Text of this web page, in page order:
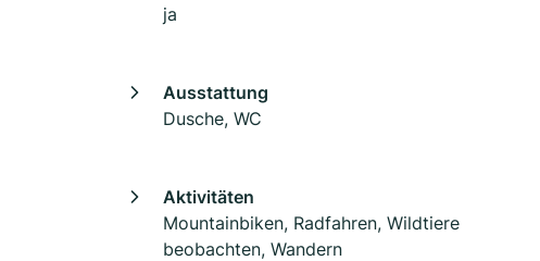
ja
Ausstattung
Dusche, WC
Aktivitäten
Mountainbiken, Radfahren, Wildtiere
beobachten, Wandern